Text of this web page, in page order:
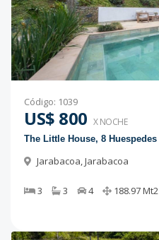
Código: 1039
US$ 800 X NOCHE
The Little House, 8 Huespedes
Jarabacoa,Jarabacoa
3 3 4 188.97Mt2